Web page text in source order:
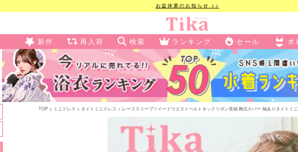
お盆休業のお知らせ >>
新作 再入荷 検索 ランキング セール 水
TOP ミニドレス タイトミニドレス レーススリーブツイードウエストベルトネックリボン長袖 胸元カバー 袖ありタイトミ